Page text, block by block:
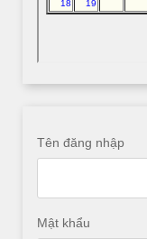
Tên đăng nhập
Mật khẩu